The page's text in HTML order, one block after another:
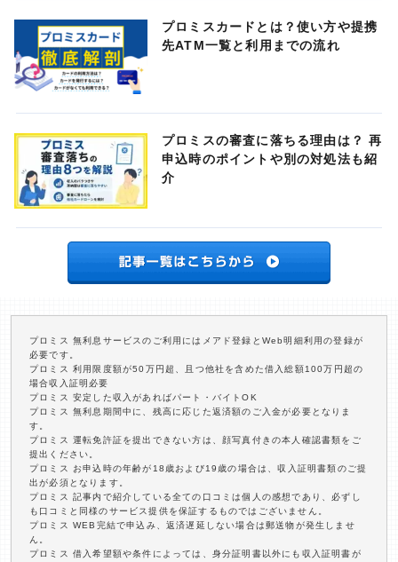
プロミスカードとは？使い方や提携
先ATM一覧と利用までの流れ
プロミスの審査に落ちる理由は？ 再
申込時のポイントや別の対処法も紹
介
プロミス 無利息サービスのご利用にはメアド登録とWeb明細利用の登録が
必要です。
プロミス 利用限度額が50万円超、且つ他社を含めた借入総額100万円超の
場合収入証明必要
プロミス 安定した収入があればパート・バイトOK
プロミス 無利息期間中に、残高に応じた返済額のご入金が必要となりま
す。
プロミス 運転免許証を提出できない方は、顔写真付きの本人確認書類をご
提出ください。
プロミス お申込時の年齢が18歳および19歳の場合は、収入証明書類のご提
出が必須となります。
プロミス 記事内で紹介している全ての口コミは個人の感想であり、必ずし
も口コミと同様のサービス提供を保証するものではございません。
プロミス WEB完結で申込み、返済遅延しない場合は郵送物が発生しませ
ん。
プロミス 借入希望額や条件によっては、身分証明書以外にも収入証明書が